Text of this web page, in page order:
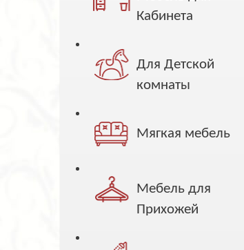
Кабинета
Для Детской
комнаты
Мягкая мебель
Мебель для
Прихожей